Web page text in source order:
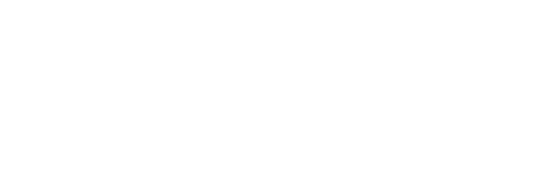
mit Fernwärme
entspricht. In dieser neu